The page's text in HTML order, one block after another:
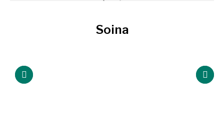
Soina